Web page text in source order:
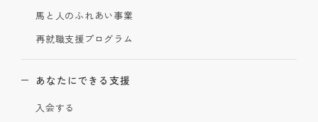
馬と人のふれあい事業
再就職支援プログラム
あなたにできる支援
入会する